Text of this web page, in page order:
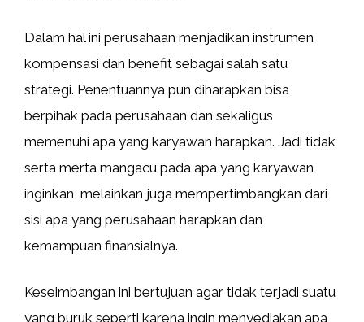
Dalam hal ini perusahaan menjadikan instrumen
kompensasi dan benefit sebagai salah satu
strategi. Penentuannya pun diharapkan bisa
berpihak pada perusahaan dan sekaligus
memenuhi apa yang karyawan harapkan. Jadi tidak
serta merta mangacu pada apa yang karyawan
inginkan, melainkan juga mempertimbangkan dari
sisi apa yang perusahaan harapkan dan
kemampuan finansialnya.
Keseimbangan ini bertujuan agar tidak terjadi suatu
yang buruk seperti karena ingin menyediakan apa